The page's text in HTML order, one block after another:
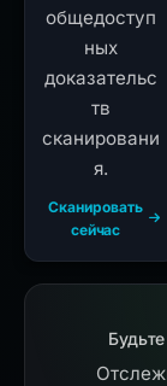
общедоступ
ных
доказательс
тв
сканировани
я.
Сканировать
сейчас